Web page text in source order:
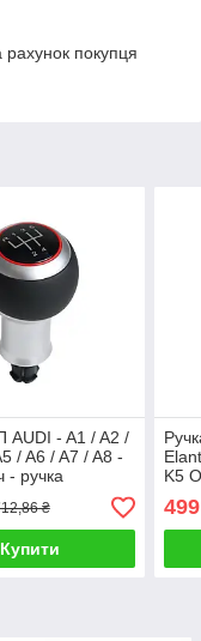
покупця
AUDI - A1 / A2 /
/ A6 / A7 / A8 -
- ручка
коробки
₴
Купити
K5
499